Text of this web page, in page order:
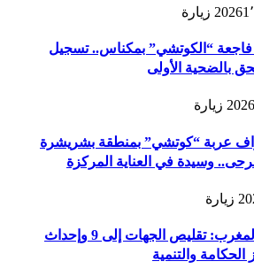
زيارة
“الكوتشي” بمكناس.. تسجيل
بالضحية الأولى
زيارة
عربة “كوتشي” بمنطقة بشريشرة
وسيدة في العناية المركزة
زيارة
تقسيم ترابي جديد بالمغرب: تقليص الجهات إلى 9 وإحداث
والتنمية